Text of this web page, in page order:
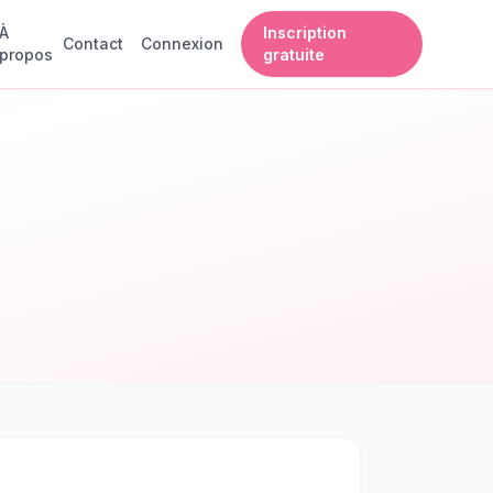
À
propos
Contact Connexion
Inscription
gratuite